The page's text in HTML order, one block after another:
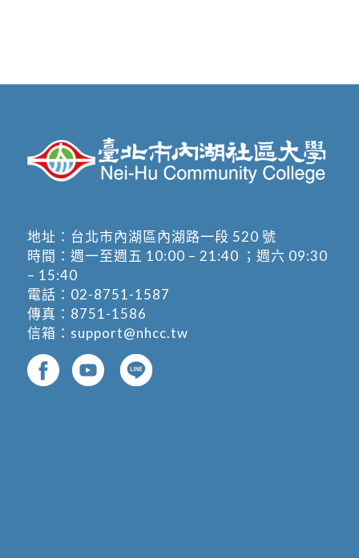
地址： 台北市內湖區內湖路一段 520 號
時間：週一至週五 10:00 – 21:40 ；週六 09:30
– 15:40
電話： 02-8751-1587
傳真：8751-1586
信箱： support@nhcc.tw